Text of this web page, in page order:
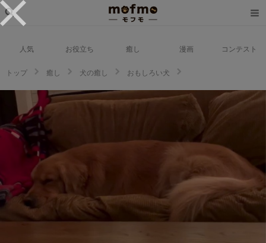
人気 お役立ち 癒し 漫画 コンテスト
トップ 癒し 犬の癒し
おもしろい犬
くり&爆笑